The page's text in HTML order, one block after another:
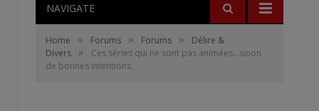
NAVIGATE
Home » Forums » Forums »
Délire &
Divers
»
Ces séries qui ne sont pas animées…sinon
de bonnes intentions.